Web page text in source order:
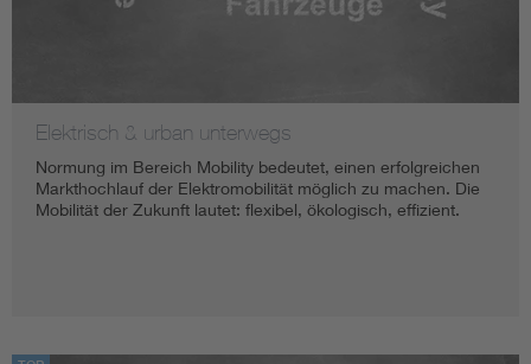
Elektrisch & urban unterwegs
Normung im Bereich Mobility bedeutet, einen erfolgreichen
Markthochlauf der Elektromobilität möglich zu machen. Die
Mobilität der Zukunft lautet: flexibel, ökologisch, effizient.